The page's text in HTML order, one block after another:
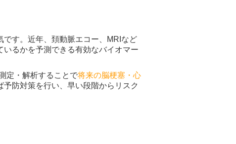
す。近年、頚動脈エコー、MRIなど
るかを予測できる有効なバイオマー
定・解析することで将来の脳梗塞・心
防対策を行い、早い段階からリスク